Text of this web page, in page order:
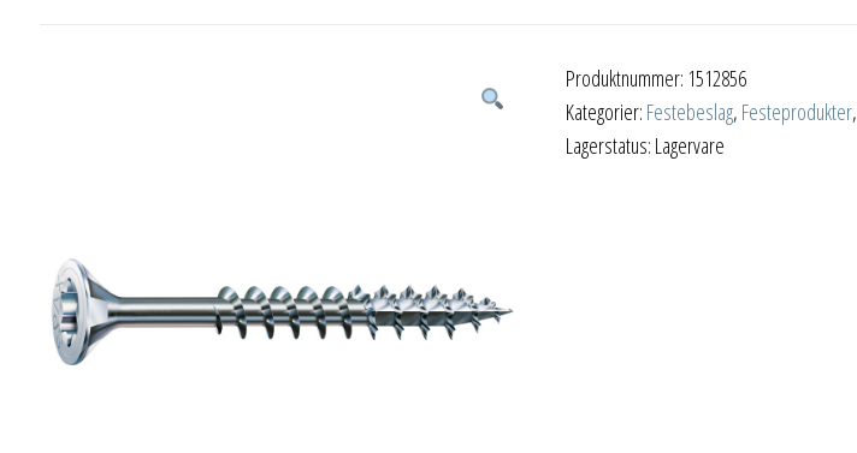
Produktnummer: 1512856
Kategorier: Festebeslag, Festeprodukter,
Lagerstatus: Lagervare